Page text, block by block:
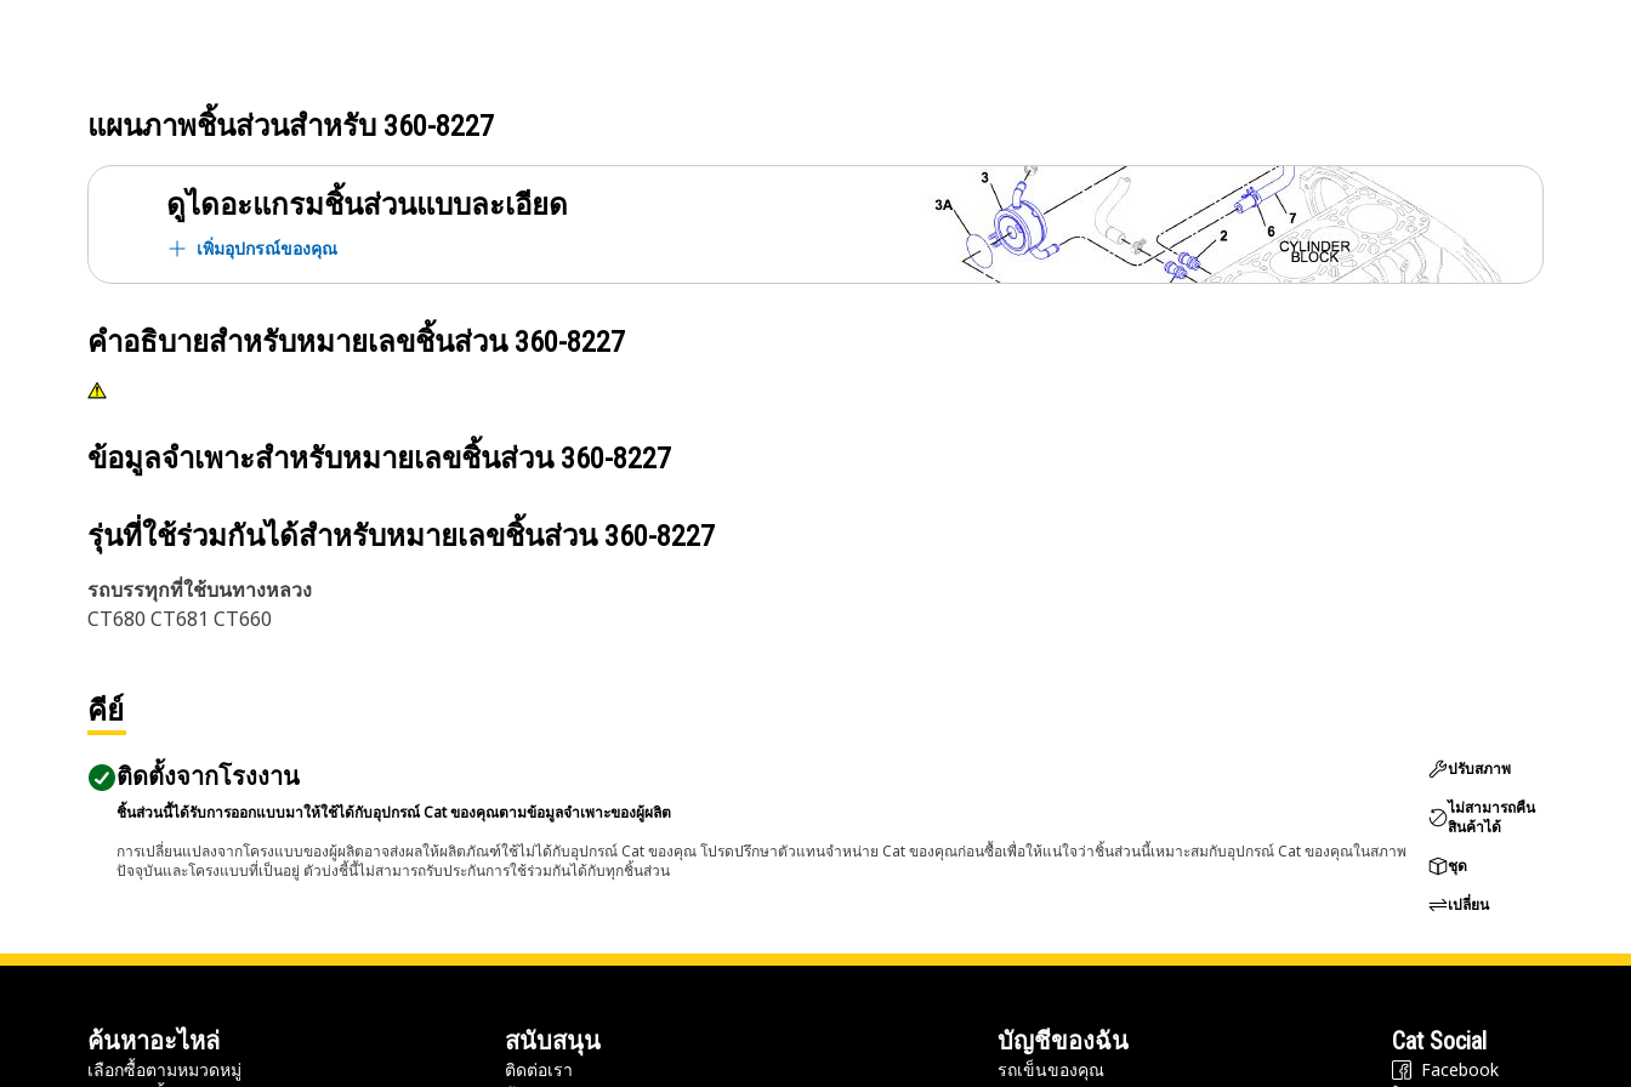
แผนภาพชิ้นส่วนสำหรับ 360-8227
ดูไดอะแกรมชิ้นส่วนแบบละเอียด
เพิ่มอุปกรณ์ของคุณ
คำอธิบายสำหรับหมายเลขชิ้นส่วน 360-8227
ข้อมูลจำเพาะสำหรับหมายเลขชิ้นส่วน 360-8227
รุ่นที่ใช้ร่วมกันได้สำหรับหมายเลขชิ้นส่วน 360-8227
รถบรรทุกที่ใช้บนทางหลวง
CT680 CT681 CT660
คีย์
ติดตั้งจากโรงงาน
ชิ้นส่วนนี้ได้รับการออกแบบมาให้ใช้ได้กับอุปกรณ์ Cat ของคุณตามข้อมูลจำเพาะของผู้ผลิต
การเปลี่ยนแปลงจากโครงแบบของผู้ผลิตอาจส่งผลให้ผลิตภัณฑ์ใช้ไม่ได้กับอุปกรณ์ Cat ของคุณ โปรดปรึกษาตัวแทนจำหน่าย Cat ของคุณก่อนซื้อเพื่อให้แน่ใจว่าชิ้นส่วนนี้เหมาะสมกับอุปกรณ์ Cat ของคุณในสภาพ
ปัจจุบันและโครงแบบที่เป็นอยู่ ตัวบ่งชี้นี้ไม่สามารถรับประกันการใช้ร่วมกันได้กับทุกชิ้นส่วน
ปรับสภาพ
ไม่สามารถคืน
สินค้าได้
ชุด
เปลี่ยน
ค้นหาอะไหล่
เลือกซื้อตามหมวดหมู่
สนับสนุน
ติดต่อเรา
บัญชีของฉัน
รถเข็นของคุณ
Cat Social
Facebook